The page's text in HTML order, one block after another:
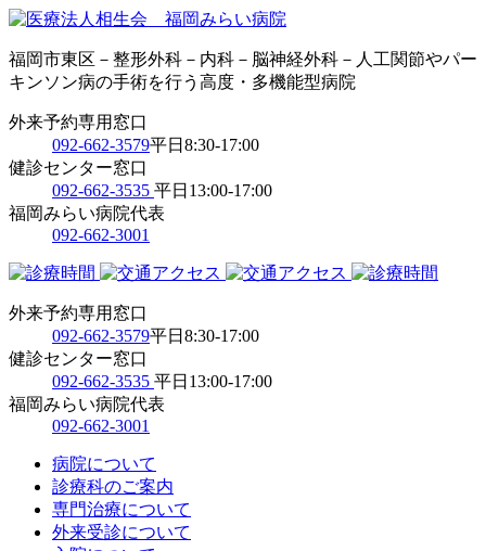
福岡市東区－整形外科－内科－脳神経外科－人工関節やパー
キンソン病の手術を行う高度・多機能型病院
外来予約専用窓口
092-662-3579平日8:30-17:00
健診センター窓口
092-662-3535 平日13:00-17:00
福岡みらい病院代表
092-662-3001
外来予約専用窓口
092-662-3579平日8:30-17:00
健診センター窓口
092-662-3535 平日13:00-17:00
福岡みらい病院代表
092-662-3001
病院について
診療科のご案内
専門治療について
外来受診について